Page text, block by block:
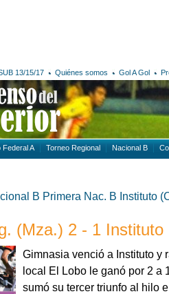
13/15/17 Quiénes somos Gol A Gol
Federal A Torneo Regional Nacional B
B Primera Nac. B Instituto
(Mza.) 2 - 1 Instituto
Gimnasia venció a Instituto y
local El Lobo le ganó por 2 a
sumó su tercer triunfo al hilo